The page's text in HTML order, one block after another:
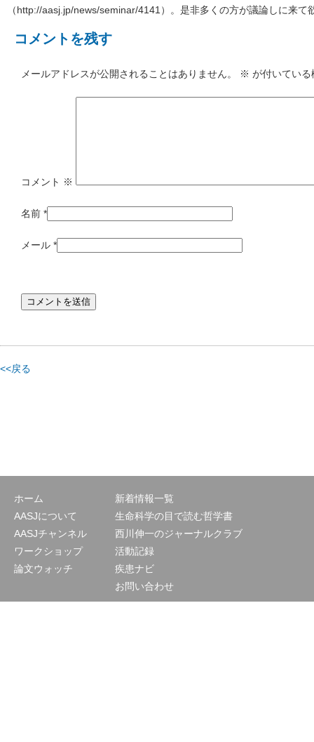
（http://aasj.jp/news/seminar/4141）。是非多くの方が議論しに来て
コメントを残す
メールアドレスが公開されることはありません。 ※ が付いてい
コメント ※
名前 *
メール *
<<戻る
ホーム
AASJについて
AASJチャンネル
ワークショップ
論文ウォッチ
新着情報一覧
生命科学の目で読む哲学書
西川伸一のジャーナルクラブ
活動記録
疾患ナビ
お問い合わせ